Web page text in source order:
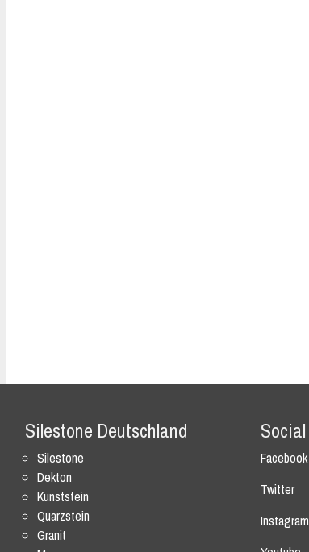
Silestone Deutschland
Silestone
Dekton
Kunststein
Quarzstein
Granit
Social
Facebook
Twitter
Instagram